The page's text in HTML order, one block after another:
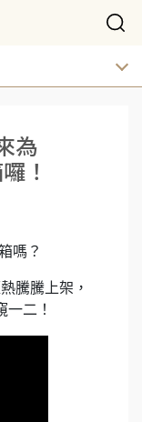
為
！
嗎？
騰騰上架，
二！